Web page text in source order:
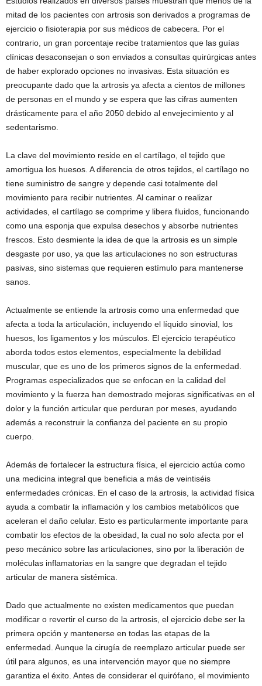
mitad de los pacientes con artrosis son derivados a programas de
ejercicio o fisioterapia por sus médicos de cabecera. Por el
contrario, un gran porcentaje recibe tratamientos que las guías
clínicas desaconsejan o son enviados a consultas quirúrgicas antes
de haber explorado opciones no invasivas. Esta situación es
preocupante dado que la artrosis ya afecta a cientos de millones
de personas en el mundo y se espera que las cifras aumenten
drásticamente para el año 2050 debido al envejecimiento y al
sedentarismo.
La clave del movimiento reside en el cartílago, el tejido que
amortigua los huesos. A diferencia de otros tejidos, el cartílago no
tiene suministro de sangre y depende casi totalmente del
movimiento para recibir nutrientes. Al caminar o realizar
actividades, el cartílago se comprime y libera fluidos, funcionando
como una esponja que expulsa desechos y absorbe nutrientes
frescos. Esto desmiente la idea de que la artrosis es un simple
desgaste por uso, ya que las articulaciones no son estructuras
pasivas, sino sistemas que requieren estímulo para mantenerse
sanos.
Actualmente se entiende la artrosis como una enfermedad que
afecta a toda la articulación, incluyendo el líquido sinovial, los
huesos, los ligamentos y los músculos. El ejercicio terapéutico
aborda todos estos elementos, especialmente la debilidad
muscular, que es uno de los primeros signos de la enfermedad.
Programas especializados que se enfocan en la calidad del
movimiento y la fuerza han demostrado mejoras significativas en el
dolor y la función articular que perduran por meses, ayudando
además a reconstruir la confianza del paciente en su propio
cuerpo.
Además de fortalecer la estructura física, el ejercicio actúa como
una medicina integral que beneficia a más de veintiséis
enfermedades crónicas. En el caso de la artrosis, la actividad física
ayuda a combatir la inflamación y los cambios metabólicos que
aceleran el daño celular. Esto es particularmente importante para
combatir los efectos de la obesidad, la cual no solo afecta por el
peso mecánico sobre las articulaciones, sino por la liberación de
moléculas inflamatorias en la sangre que degradan el tejido
articular de manera sistémica.
Dado que actualmente no existen medicamentos que puedan
modificar o revertir el curso de la artrosis, el ejercicio debe ser la
primera opción y mantenerse en todas las etapas de la
enfermedad. Aunque la cirugía de reemplazo articular puede ser
útil para algunos, es una intervención mayor que no siempre
garantiza el éxito. Antes de considerar el quirófano, el movimiento